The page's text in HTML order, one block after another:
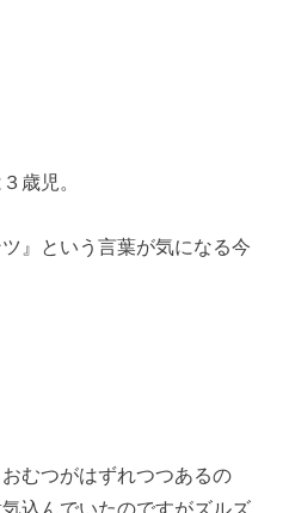
歳児。
』という言葉が気になる今
むつがはずれつつあるの
込んでいたのですがズルズ